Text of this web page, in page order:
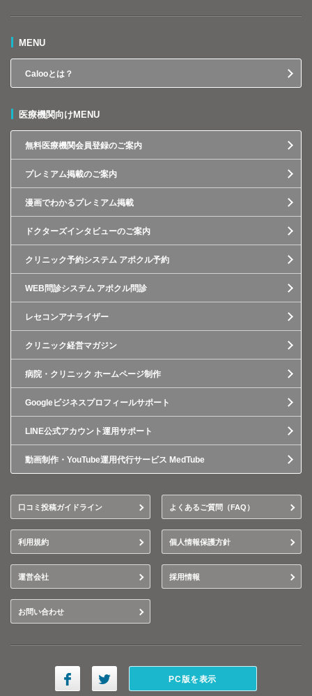
MENU
Calooとは？
医療機関向けMENU
無料医療機関会員登録のご案内
プレミアム掲載のご案内
漫画でわかるプレミアム掲載
ドクターズインタビューのご案内
クリニック予約システム アポクル予約
WEB問診システム アポクル問診
レセコンアナライザー
クリニック経営マガジン
病院・クリニック ホームページ制作
Googleビジネスプロフィールサポート
LINE公式アカウント運用サポート
動画制作・YouTube運用代行サービス MedTube
口コミ投稿ガイドライン よくあるご質問（FAQ）
利用規約 個人情報保護方針
運営会社 採用情報
お問い合わせ
PC版を表示